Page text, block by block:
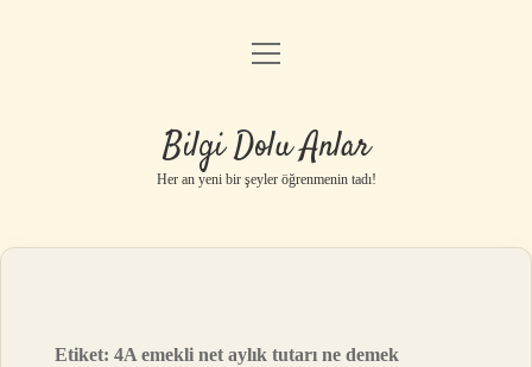
Anasayfa
Yasal Uyarı
menüyü
Bilgi Dolu Anlar
Her an yeni bir şeyler öğrenmenin tadı!
Etiket:4A emekli net aylık tutarı ne demek